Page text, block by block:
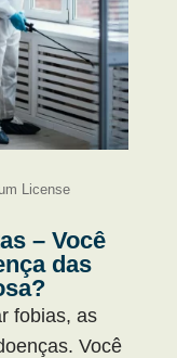
License
– Você
das
fobias, as
Você